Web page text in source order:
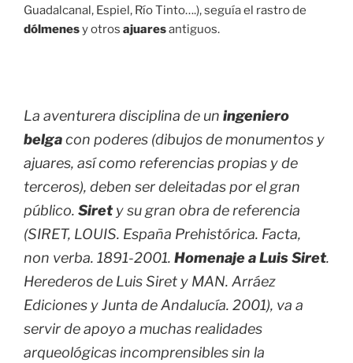
Guadalcanal, Espiel, Río Tinto….), seguía el rastro de
dólmenesy otros ajuaresantiguos.
La aventurera disciplina de un ingeniero
belgacon poderes (dibujos de monumentos y
ajuares, así como referencias propias y de
terceros), deben ser deleitadas por el gran
público. Siret y su gran obra de referencia
(SIRET, LOUIS. España Prehistórica. Facta,
non verba. 1891-2001. Homenaje a Luis Siret.
Herederos de Luis Siret y MAN. Arráez
Ediciones y Junta de Andalucía. 2001), va a
servir de apoyo a muchas realidades
arqueológicas incomprensibles sin la